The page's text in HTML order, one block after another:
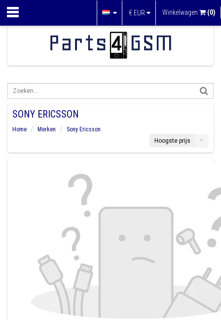
€ EUR Winkelwagen (0)
SONY ERICSSON
Home Merken
Sony Ericsson
Hoogste prijs